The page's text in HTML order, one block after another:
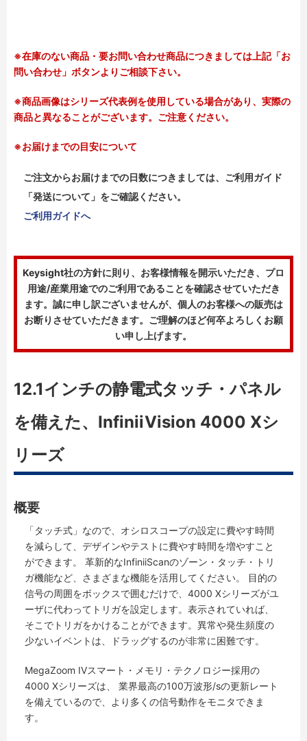
※在庫のない商品・要お問い合わせ商品につきましては上記「お
問い合わせ」ボタンよりご相談下さい。
※商品画像はシリーズ代表例を使用している場合があり、実際の
商品と異なることがございます。ご注意ください。
※お届けまでの目安について
ご注文からお届けまでの日数につきましては、ご利用ガイド
「発送について」をご確認ください。
ご利用ガイドへ
Keysight社の方針に則り、お客様情報を開示いただき、プロ
用途/産業用途でのご利用であることを確認させていただき
ます。誠に申し訳ございませんが、個人のお客様への販売は
お断りさせていただきます。ご理解のほど何卒よろしくお願
い申し上げます。
12.1インチの静電式タッチ・パネル
を備えた、InfiniiVision 4000 Xシ
リーズ
概要
「タッチ式」なので、オシロスコープの設定に費やす時間
を減らして、デザインやテストに費やす時間を増やすこと
ができます。 革新的なInfiniiScanのゾーン・タッチ・トリ
ガ機能など、さまざまな機能を活用してください。 目的の
信号の周囲をボックスで囲むだけで、4000 Xシリーズがユ
ーザに代わってトリガを設定します。表示されていれば、
そこでトリガをかけることができます。異常や発生頻度の
少ないイベントは、ドラッグするのが非常に困難です。
MegaZoom IVスマート・メモリ・テクノロジー採用の
4000 Xシリーズは、 業界最高の100万波形/sの更新レート
を備えているので、より多くの信号動作をモニタできま
す。